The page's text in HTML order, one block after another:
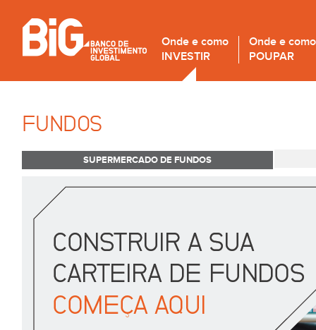
Onde e como
INVESTIR
Onde e como
POUPAR
FUNDOS
SUPERMERCADO DE FUNDOS